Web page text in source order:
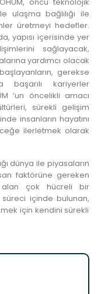
ulaşma bağlılığı ile
üretmeyi hedefler.
yapısı içerisinde yer
sağlayacak,
yardımcı olacak
gerekse
başarılı kariyerler
’un öncelikli amacı
sürekli gelişim
insanların hayatını
ilerletmek olarak
dünya ile piyasaların
faktörüne gereken
çok hücreli bir
süreci içinde bulunan,
için kendini sürekli